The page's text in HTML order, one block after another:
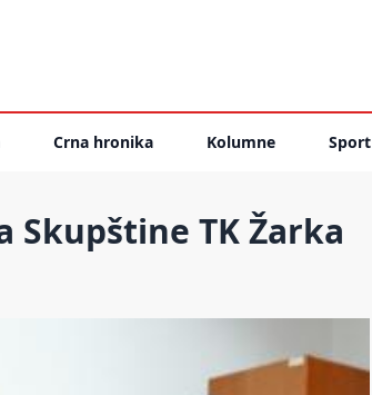
Crna hronika Kolumne Sport
TK Žarka